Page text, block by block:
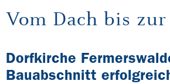
Vom Dach bis zur
Dorfkirche
Bauabschnitt